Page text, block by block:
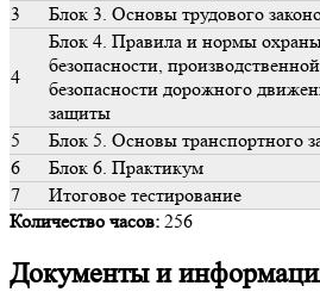
3
Блок 3. Основы трудового
4
Блок 4. Правила и нормы
безопасности,
безопасности дорожного
защиты
5
Блок 5. Основы транспортного
6
Блок 6. Практикум
7
Итоговое тестирование
Количество часов: 256
Документы и